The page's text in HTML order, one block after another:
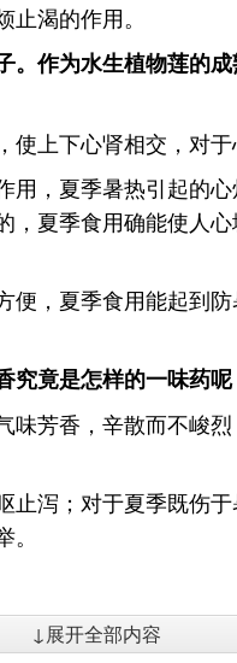
渴的作用。
作为水生植物莲的
上下心肾相交，对
，夏季暑热引起的
夏季食用确能使人
，夏季食用能起到
竟是怎样的一味药呢
芳香，辛散而不峻
泻；对于夏季既伤
↓展开全部内容